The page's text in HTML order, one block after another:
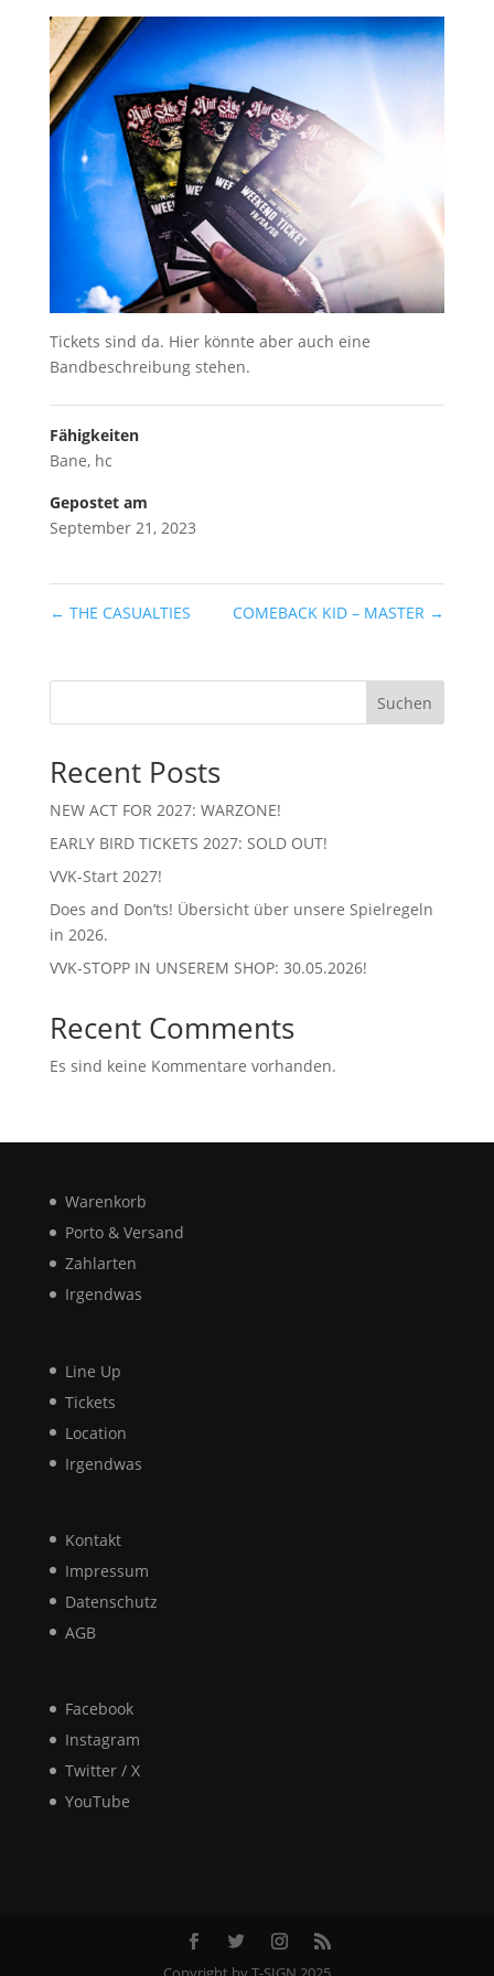
Tickets sind da. Hier könnte aber auch eine
Bandbeschreibung stehen.
Fähigkeiten
Bane, hc
Gepostet am
September 21, 2023
← THE CASUALTIES COMEBACK KID – MASTER →
Suchen
Recent Posts
NEW ACT FOR 2027: WARZONE!
EARLY BIRD TICKETS 2027: SOLD OUT!
VVK-Start 2027!
Does and Don’ts! Übersicht über unsere Spielregeln
in 2026.
VVK-STOPP IN UNSEREM SHOP: 30.05.2026!
Recent Comments
Es sind keine Kommentare vorhanden.
Warenkorb
Porto & Versand
Zahlarten
Irgendwas
Line Up
Tickets
Location
Irgendwas
Kontakt
Impressum
Datenschutz
AGB
Facebook
Instagram
Twitter / X
YouTube